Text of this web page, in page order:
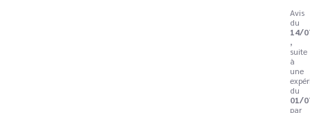
Avis
du
14/
,
suite
à
une
du
01/
par